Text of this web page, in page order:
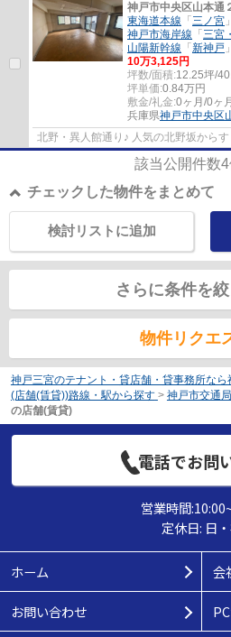
神戸市中央区山本通
東海道本線 「 三ノ宮
神戸市海岸線 「 三宮
山陽新幹線 「 新神戸
10万3,125円
坪数/面積:12.25坪/
坪単価:0.84万円
敷金/礼金:0ヶ月/0ヶ月
兵庫県神戸市中央区
北野・異人館通り♪ 人気の北野坂から
該当公開件数4
チェックした物件をまとめて
検討リストに追加
さらに条件を
物件リクエ
神戸三宮のテナント・貸店舗・貸事務所な
(店舗(賃貸))路線・駅から探す > 神戸市交通
の店舗(賃貸)
電話でお問
営業時間
定休日: 日
ホーム 会
お問い合わせ